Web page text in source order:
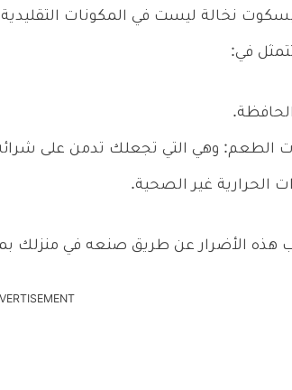
بسكوت نخالة ليست في المكونات
في:
الطعم: وهي التي تجعلك تدمن على
الحرارية غير الصحية.
هذه الأضرار عن طريق صنعه في منزلك